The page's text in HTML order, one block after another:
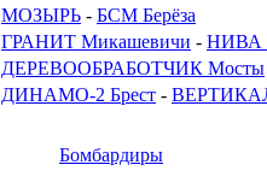
МОЗЫРЬ - БСМ Берёза
ГРАНИТ Микашевичи - НИВА
ДЕРЕВООБРАБОТЧИК Мосты
ДИНАМО-2 Брест -
Бомбардиры